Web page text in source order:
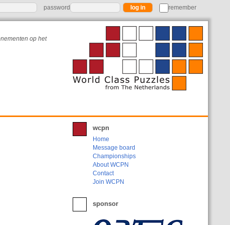
password remember
op het
wcpn
Home
Message board
Championships
About WCPN
Contact
Join WCPN
sponsor